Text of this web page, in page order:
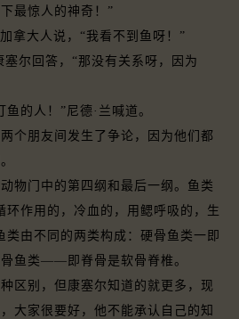
最惊人的神奇！”
大人说，“我看不到鱼呀！”
尔回答，“那没有关系呀，因为
的人！”尼德·兰喊道。
朋友间发生了争论，因为他们都
门中的第四纲和最后一纲。鱼类
环作用的，冷血的，用鳃呼吸的，生
类由不同的两类构成：硬骨鱼类一即
鱼类——即脊骨是软骨脊椎。
别，但康塞尔知道的就更多，现
大家很要好，他不能承认自己的知